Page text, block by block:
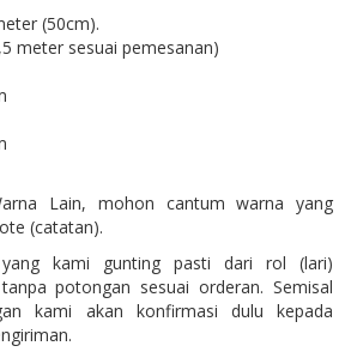
(50cm).
meter sesuai pemesanan)
Lain, mohon cantum warna yang
(catatan).
kami gunting pasti dari rol (lari)
potongan sesuai orderan. Semisal
kami akan konfirmasi dulu kepada